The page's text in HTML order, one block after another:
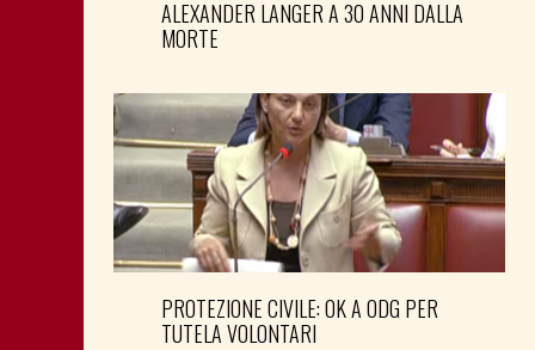
ALEXANDER LANGER A 30 ANNI DALLA
MORTE
PROTEZIONE CIVILE: OK A ODG PER
TUTELA VOLONTARI